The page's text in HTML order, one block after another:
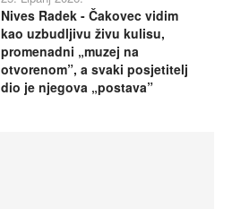
Nives Radek - Čakovec vidim
kao uzbudljivu živu kulisu,
promenadni „muzej na
otvorenom”, a svaki posjetitelj
dio je njegova „postava”